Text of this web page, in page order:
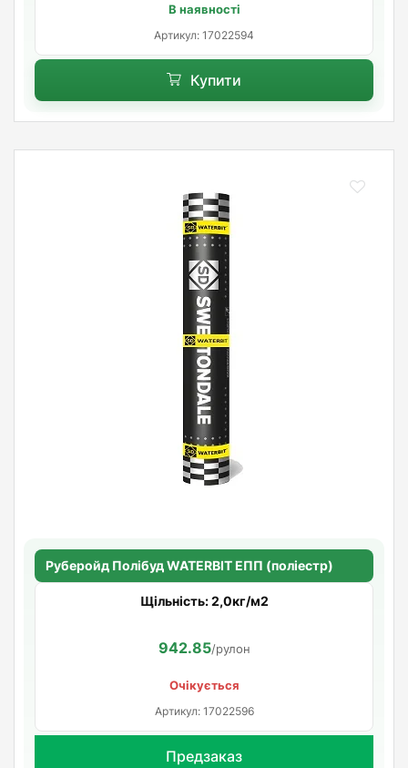
В наявності
Артикул: 17022594
Купити
Руберойд Полiбуд WATERBIT ЕПП (поліестр)
Щільність: 2,0кг/м2
942.85/рулон
Очікується
Артикул: 17022596
Предзаказ